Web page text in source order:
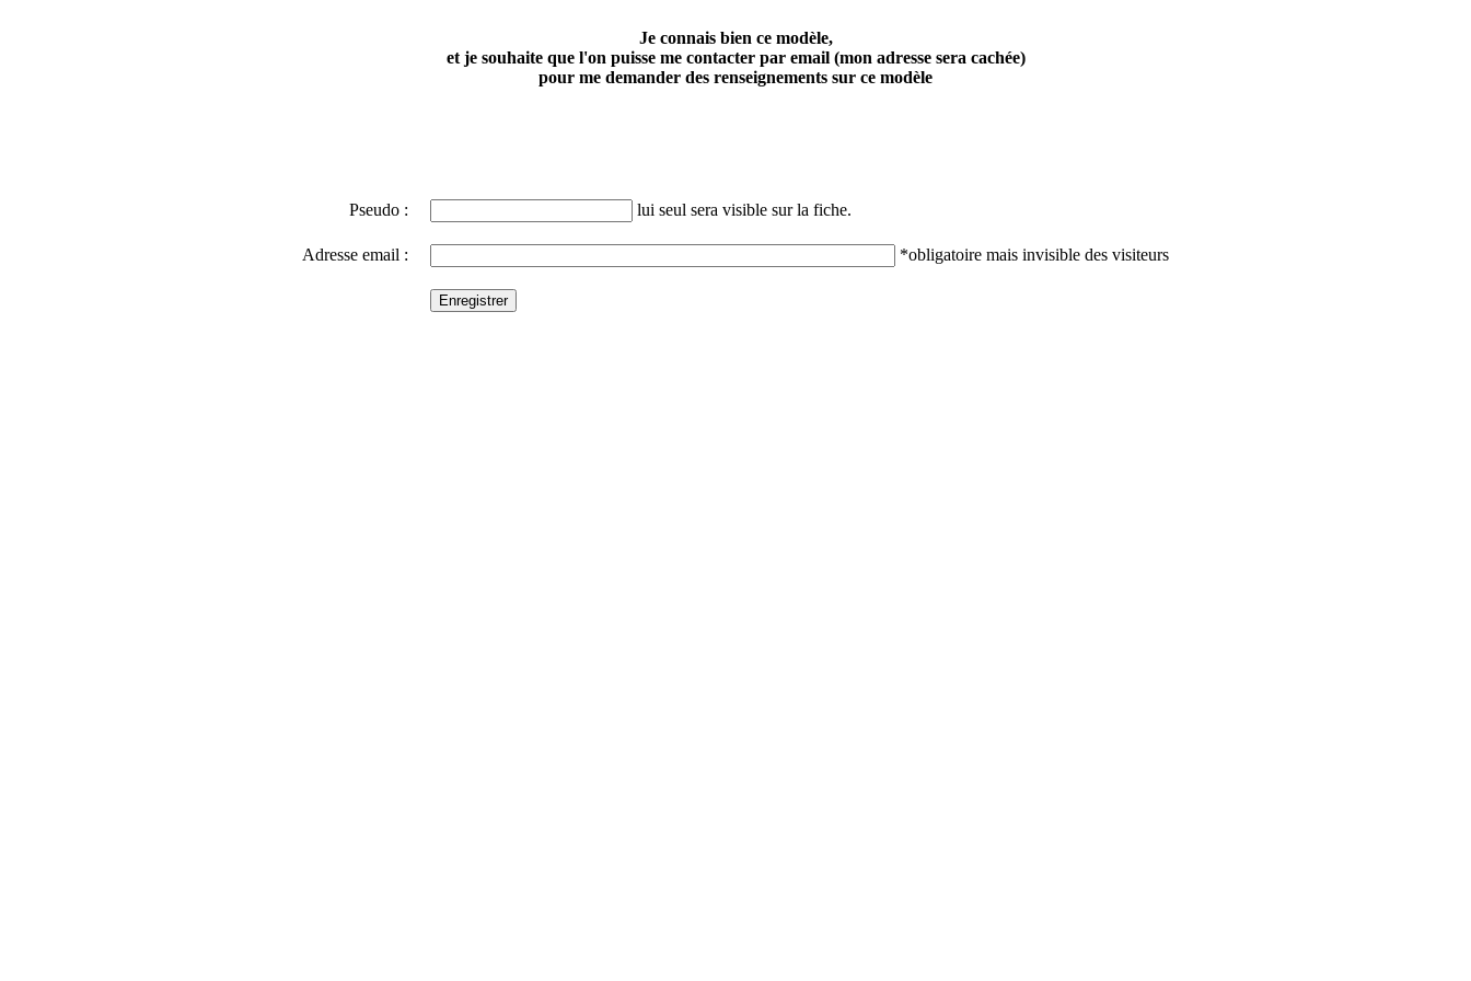
Je connais bien ce modèle,
et je souhaite que l'on puisse me contacter par email (mon adresse sera cachée)
pour me demander des renseignements sur ce modèle
Pseudo : lui seul sera visible sur la fiche.
Adresse email : *obligatoire mais invisible des visiteurs